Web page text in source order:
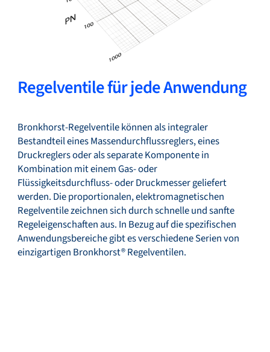
Regelventile für jede Anwendung
Bronkhorst-Regelventile können als integraler
Bestandteil eines Massendurchflussreglers, eines
Druckreglers oder als separate Komponente in
Kombination mit einem Gas- oder
Flüssigkeitsdurchfluss- oder Druckmesser geliefert
werden. Die proportionalen, elektromagnetischen
Regelventile zeichnen sich durch schnelle und sanfte
Regeleigenschaften aus. In Bezug auf die spezifischen
Anwendungsbereiche gibt es verschiedene Serien von
einzigartigen Bronkhorst® Regelventilen.